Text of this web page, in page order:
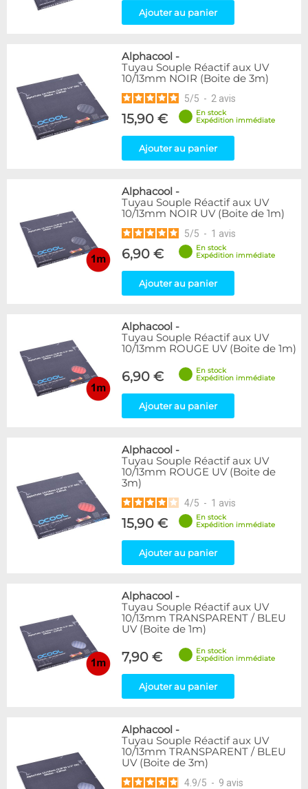
Ajouter au panier
Alphacool -
Tuyau Souple Réactif aux UV
10/13mm NOIR (Boite de 3m)
5/5 - 2 avis
15,90 €
En stock
Expédition immédiate
Ajouter au panier
Alphacool -
Tuyau Souple Réactif aux UV
10/13mm NOIR UV (Boite de 1m)
5/5 - 1 avis
6,90 €
En stock
Expédition immédiate
Ajouter au panier
Alphacool -
Tuyau Souple Réactif aux UV
10/13mm ROUGE UV (Boite de 1m)
6,90 €
En stock
Expédition immédiate
Ajouter au panier
Alphacool -
Tuyau Souple Réactif aux UV
10/13mm ROUGE UV (Boite de
3m)
4/5 - 1 avis
15,90 €
En stock
Expédition immédiate
Ajouter au panier
Alphacool -
Tuyau Souple Réactif aux UV
10/13mm TRANSPARENT / BLEU
UV (Boite de 1m)
7,90 €
En stock
Expédition immédiate
Ajouter au panier
Alphacool -
Tuyau Souple Réactif aux UV
10/13mm TRANSPARENT / BLEU
UV (Boite de 3m)
4.9/5 - 9 avis